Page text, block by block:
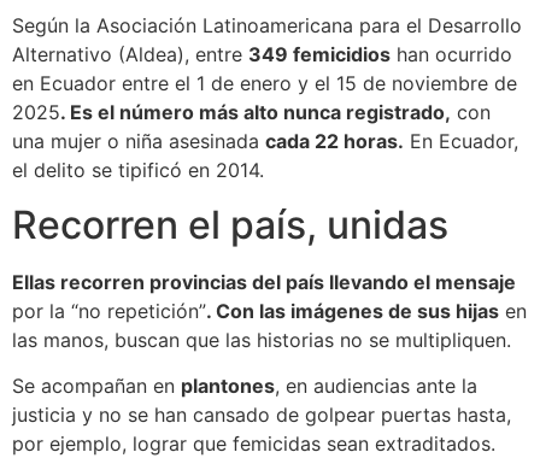
Según la Asociación Latinoamericana para el Desarrollo
Alternativo (Aldea), entre 349 femicidios han ocurrido
en Ecuador entre el 1 de enero y el 15 de noviembre de
2025. Es el número más alto nunca registrado, con
una mujer o niña asesinada cada 22 horas. En Ecuador,
el delito se tipificó en 2014.
Recorren el país, unidas
Ellas recorren provincias del país llevando el mensaje
por la “no repetición”. Con las imágenes de sus hijas en
las manos, buscan que las historias no se multipliquen.
Se acompañan en plantones, en audiencias ante la
justicia y no se han cansado de golpear puertas hasta,
por ejemplo, lograr que femicidas sean extraditados.